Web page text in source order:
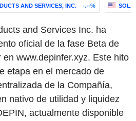
AND SERVICES, INC. -.--%
and Services Inc. ha
oficial de la fase Beta de
www.depinfer.xyz. Este hito
etapa en el mercado de
de la Compañía,
nativo de utilidad y liquidez
actualmente disponible